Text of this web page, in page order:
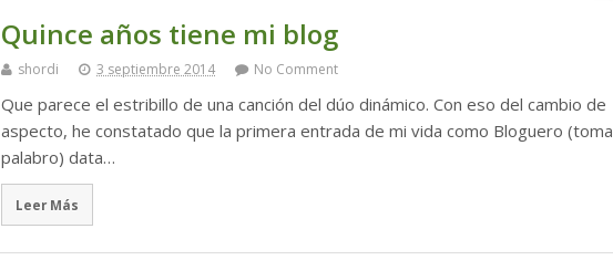
Quince años tiene mi blog
shordi 3 septiembre 2014 No Comment
Que parece el estribillo de una canción del dúo dinámico. Con eso del cambio de
aspecto, he constatado que la primera entrada de mi vida como Bloguero (toma
palabro) data…
Leer Más